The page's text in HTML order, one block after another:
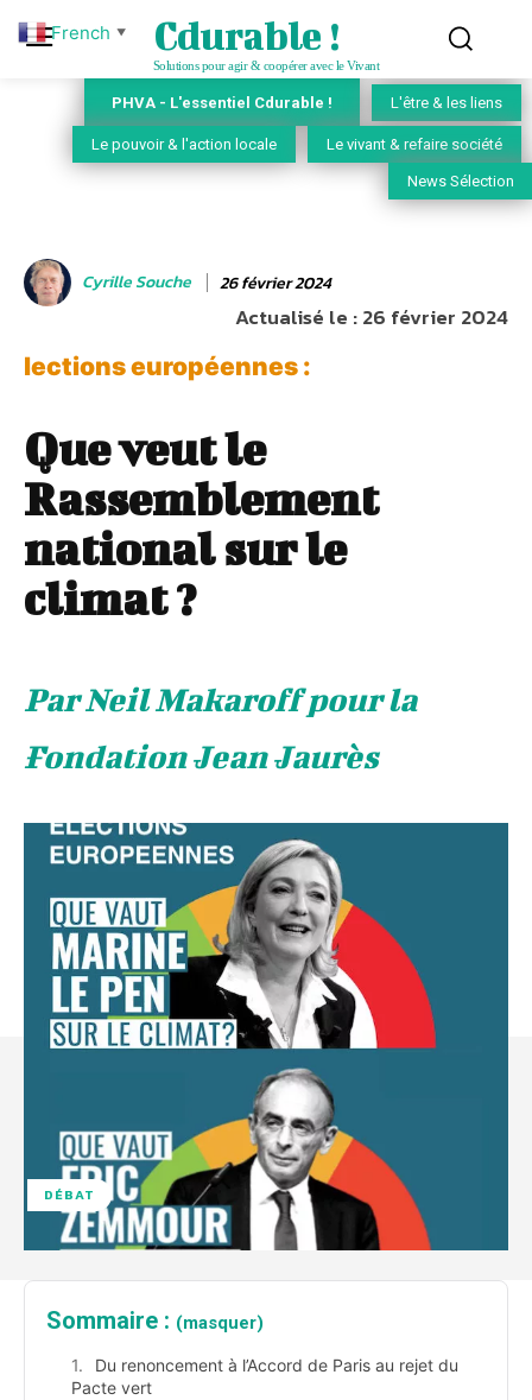
Cdurable !
Solutions pour agir & coopérer avec le Vivant
PHVA - L'essentiel Cdurable ! L'être & les liens
Le pouvoir & l'action locale Le vivant & refaire société
News Sélection
Cyrille Souche 26 février 2024
Actualisé le :26 février 2024
lections européennes :
Que veut le
Rassemblement
national sur le
climat ?
Par Neil Makaroff pour la
Fondation Jean Jaurès
DÉBAT
Sommaire : (masquer)
Du renoncement à l’Accord de Paris au rejet du
Pacte vert
French ▼